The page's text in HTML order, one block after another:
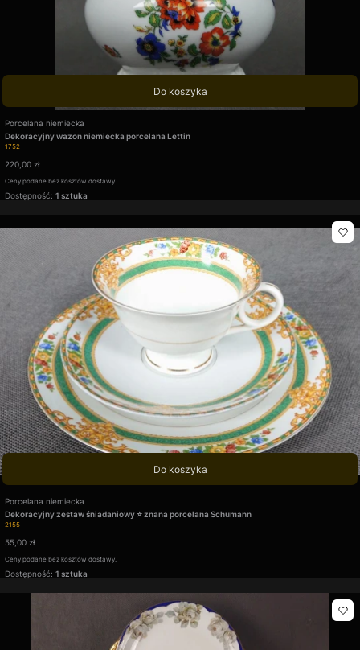
Do koszyka
Kod produktu
1752
Dekoracyjny wazon niemiecka porcelana Lettin
Producent
Porcelana niemiecka
Cena
220,00 zł
Ceny podane bez kosztów dostawy.
Dostępność: 1 sztuka
Do koszyka
Kod produktu
2155
Dekoracyjny zestaw śniadaniowy ⭐ znana porcelana Schumann
Producent
Porcelana niemiecka
Cena
55,00 zł
Ceny podane bez kosztów dostawy.
Dostępność: 1 sztuka